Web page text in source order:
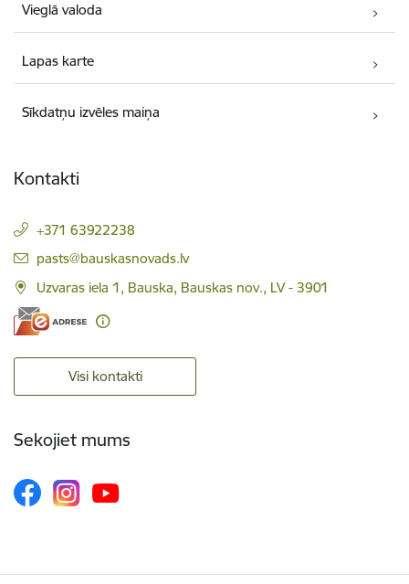
Vieglā valoda
Lapas karte
Sīkdatņu izvēles maiņa
Kontakti
+371 63922238
E-pasts:
pasts@bauskasnovads.lv
Uzvaras iela 1, Bauska, Bauskas nov., LV - 3901
Visi kontakti
Sekojiet mums